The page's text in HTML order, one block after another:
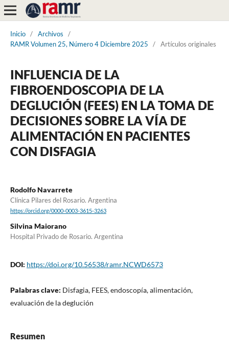
Inicio / Archivos
/
RAMR Volumen 25, Número 4 Diciembre 2025
/ Artículos originales
INFLUENCIA DE LA
FIBROENDOSCOPIA DE LA
DEGLUCIÓN (FEES) EN LA TOMA DE
DECISIONES SOBRE LA VÍA DE
ALIMENTACIÓN EN PACIENTES
CON DISFAGIA
Rodolfo Navarrete
Clínica Pilares del Rosario. Argentina
https://orcid.org/0000-0003-3615-3263
Silvina Maiorano
Hospital Privado de Rosario. Argentina
DOI: https://doi.org/10.56538/ramr.NCWD6573
Palabras clave: Disfagia, FEES, endoscopía, alimentación,
evaluación de la deglución
Resumen